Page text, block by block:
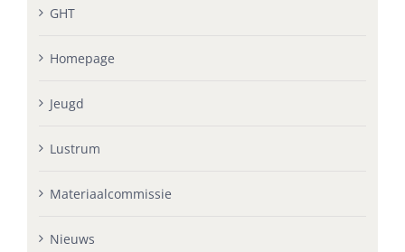
GHT
Homepage
Jeugd
Lustrum
Materiaalcommissie
Nieuws